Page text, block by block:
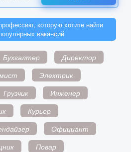
которую хотите найти
вакансий
Бухгалтер
Директор
Электрик
Грузчик
Инженер
Курьер
Официант
Повар